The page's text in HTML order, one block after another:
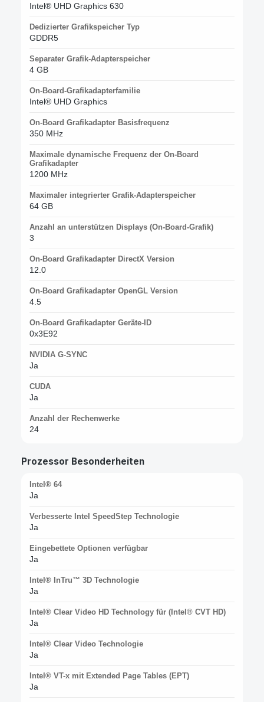
Intel® UHD Graphics 630
Dedizierter Grafikspeicher Typ
GDDR5
Separater Grafik-Adapterspeicher
4 GB
On-Board-Grafikadapterfamilie
Intel® UHD Graphics
On-Board Grafikadapter Basisfrequenz
350 MHz
Maximale dynamische Frequenz der On-Board
Grafikadapter
1200 MHz
Maximaler integrierter Grafik-Adapterspeicher
64 GB
Anzahl an unterstützen Displays (On-Board-Grafik)
3
On-Board Grafikadapter DirectX Version
12.0
On-Board Grafikadapter OpenGL Version
4.5
On-Board Grafikadapter Geräte-ID
0x3E92
NVIDIA G-SYNC
Ja
CUDA
Ja
Anzahl der Rechenwerke
24
Prozessor Besonderheiten
Intel® 64
Ja
Verbesserte Intel SpeedStep Technologie
Ja
Eingebettete Optionen verfügbar
Ja
Intel® InTru™ 3D Technologie
Ja
Intel® Clear Video HD Technology für (Intel® CVT HD)
Ja
Intel® Clear Video Technologie
Ja
Intel® VT-x mit Extended Page Tables (EPT)
Ja